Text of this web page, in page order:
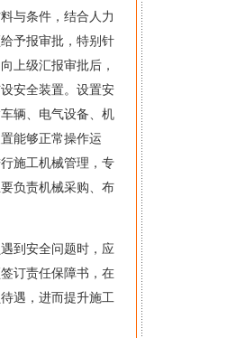
与条件，结合人力
予报审批，特别针
上级汇报审批后，
安全装置。设置安
辆、电气设备、机
能够正常操作运
施工机械管理，专
负责机械采购、布
到安全问题时，应
订责任保障书，在
遇，进而提升施工